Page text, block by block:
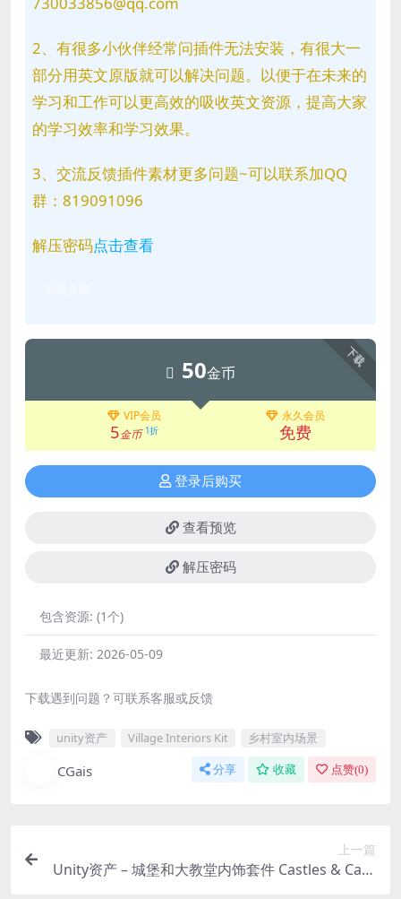
2、有很多小伙伴经常问插件无法安装，有很大一
部分用英文原版就可以解决问题。以便于在未来的
学习和工作可以更高效的吸收英文资源，提高大家
的学习效率和学习效果。
3、交流反馈插件素材更多问题~可以联系加QQ
群：819091096
解压密码点击查看
下载
50金币
VIP会员
5金币 1折
永久会员
免费
登录后购买
查看预览
解压密码
包含资源: (1个)
最近更新: 2026-05-09
下载遇到问题？可联系客服或反馈
unity资产 Village Interiors Kit 乡村室内场景
CGais 分享 收藏 点赞(0)
上一篇
Unity资产 – 城堡和大教堂内饰套件 Castles & Cath